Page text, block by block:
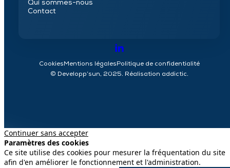
Qui sommes-nous
Contact
CookiesMentions légalesPolitique de confidentialité
© Developp’sun, 2025. Réalisation addictic.